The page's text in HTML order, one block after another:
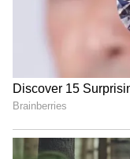
త్వ‌ర‌లోనే ఈ ప్రాంతం
ఖాయం.. పెట్టుబ‌డికి
3
5